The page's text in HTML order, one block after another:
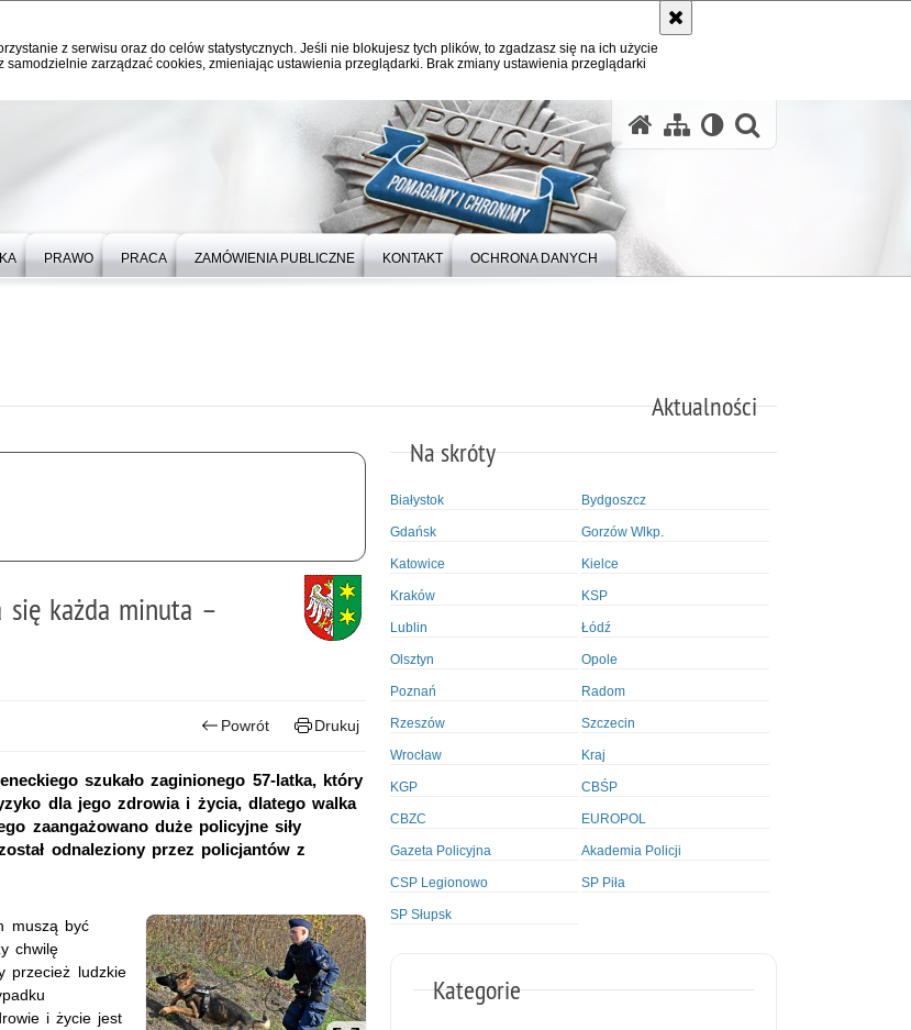
z serwisu oraz do celów statystycznych. Jeśli nie blokujesz tych plików, to zgadzasz się na ich użycie
zarządzać cookies, zmieniając ustawienia przeglądarki. Brak zmiany ustawienia przeglądarki
PRAWO PRACA ZAMÓWIENIA PUBLICZNE KONTAKT OCHRONA DANYCH
Aktualności
każda minuta –
Powrót Drukuj
szukało zaginionego 57-latka, który
dla jego zdrowia i życia, dlatego walka
zaangażowano duże policyjne siły
odnaleziony przez policjantów z
muszą być
chwilę
przecież ludzkie
i życie jest
Na skróty
Białystok Bydgoszcz
Gdańsk Gorzów Wlkp.
Katowice Kielce
Kraków KSP
Lublin Łódź
Olsztyn Opole
Poznań Radom
Rzeszów Szczecin
Wrocław Kraj
KGP CBŚP
CBZC EUROPOL
Gazeta Policyjna Akademia Policji
CSP Legionowo SP Piła
SP Słupsk
Kategorie